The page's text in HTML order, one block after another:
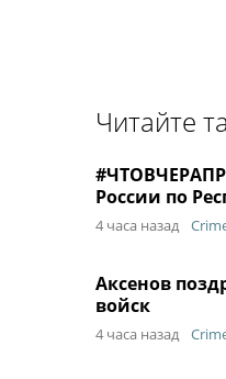
Читайте
России по
4 часа назад
Аксенов
войск
4 часа назад